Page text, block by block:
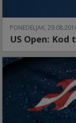
PONEDELJAK,
US Open: Kod